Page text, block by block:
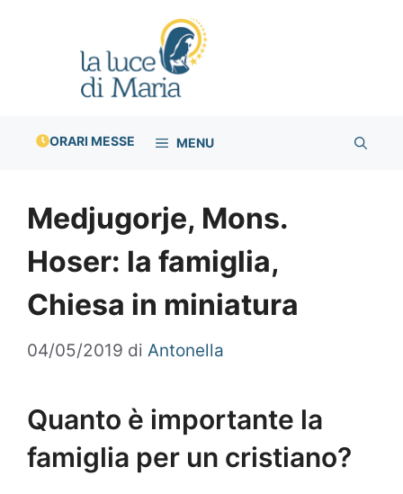
ORARI MESSE MENU
Medjugorje, Mons.
Hoser: la famiglia,
Chiesa in miniatura
04/05/2019 di Antonella
Quanto è importante la
famiglia per un cristiano?